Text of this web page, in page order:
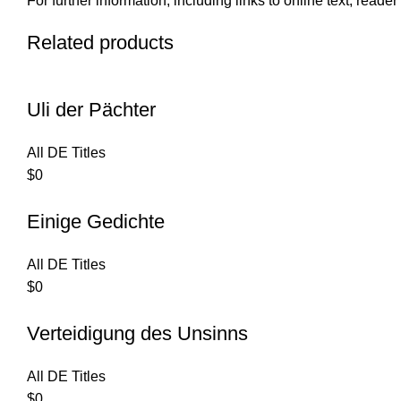
Related products
Uli der Pächter
All DE Titles
$0
Einige Gedichte
All DE Titles
$0
Verteidigung des Unsinns
All DE Titles